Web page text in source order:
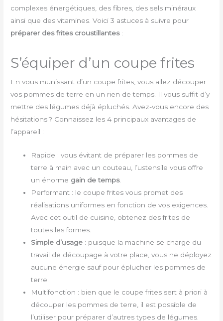
complexes énergétiques, des fibres, des sels minéraux
ainsi que des vitamines. Voici 3 astuces à suivre pour
préparer des frites croustillantes:
S’équiper d’un coupe frites
En vous munissant d’un coupe frites, vous allez découper
vos pommes de terre en un rien de temps. Il vous suffit d’y
mettre des légumes déjà épluchés. Avez-vous encore des
hésitations ? Connaissez les 4 principaux avantages de
l’appareil :
Rapide : vous évitant de préparer les pommes de
terre à main avec un couteau, l’ustensile vous offre
un énorme gain de temps.
Performant : le coupe frites vous promet des
réalisations uniformes en fonction de vos exigences.
Avec cet outil de cuisine, obtenez des frites de
toutes les formes.
Simple d’usage : puisque la machine se charge du
travail de découpage à votre place, vous ne déployez
aucune énergie sauf pour éplucher les pommes de
terre.
Multifonction : bien que le coupe frites sert à priori à
découper les pommes de terre, il est possible de
l’utiliser pour préparer d’autres types de légumes.